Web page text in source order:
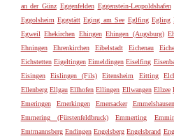
an der Günz Eggenfelden Eggenstein-Leopoldshafen
Eggolsheim Eggstätt Eging am See Eglfing Egling
Egweil Ehekirchen Ehingen Ehingen (Augsburg)
Ehningen
Ehrenkirchen Eibelstadt Eichenau
Eichstetten Eigeltingen Eimeldingen Eiselfing
Eisingen
Eislingen (Fils) Eitensheim Eitting
Ellenberg Ellgau Ellhofen Ellingen Ellwangen Ellzee
Emeringen
Emerkingen Emersacker Emmelshausen
Emmering (Fürstenfeldbruck)
Emmerting
Emtmannsberg Endingen Engelsberg Engelsbrand